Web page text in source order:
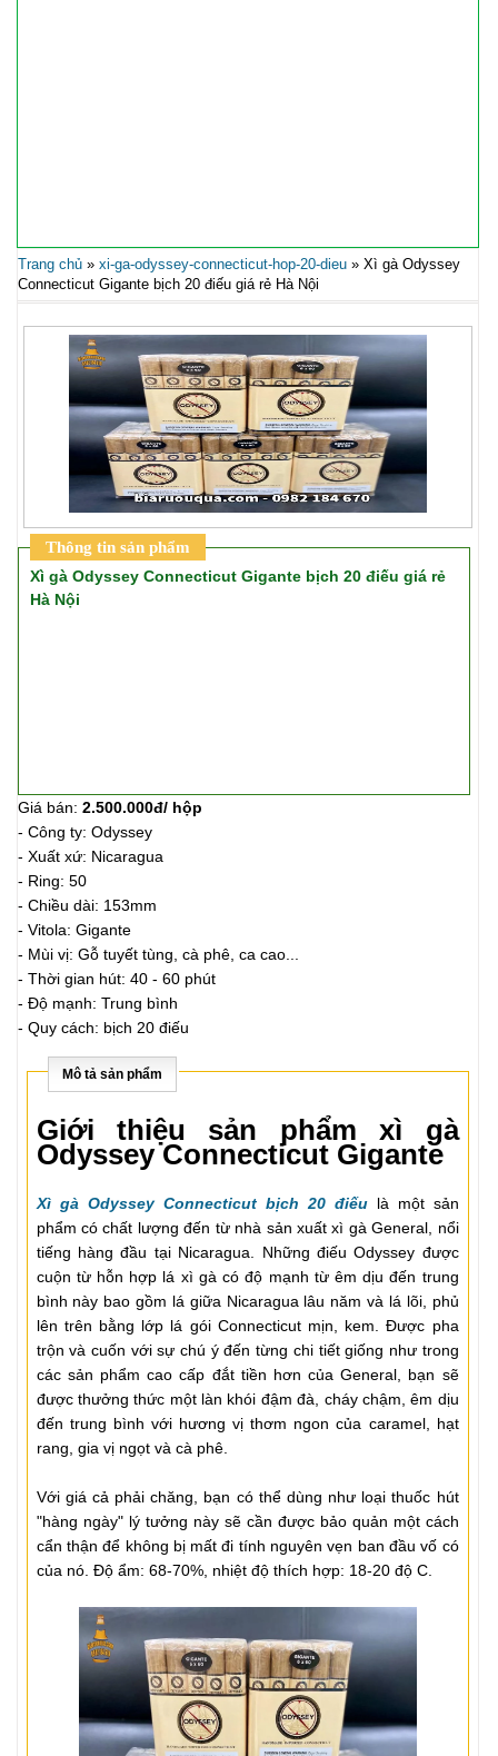
Trang chủ» xi-ga-odyssey-connecticut-hop-20-dieu» Xì gà Odyssey
Connecticut Gigante bịch 20 điếu giá rẻ Hà Nội
Thông tin sản phẩm
Xì gà Odyssey Connecticut Gigante bịch 20 điếu giá rẻ
Hà Nội
Giá bán: 2.500.000đ/ hộp
- Công ty: Odyssey
- Xuất xứ: Nicaragua
- Ring: 50
- Chiều dài: 153mm
- Vitola: Gigante
- Mùi vị: Gỗ tuyết tùng, cà phê, ca cao...
- Thời gian hút: 40 - 60 phút
- Độ mạnh: Trung bình
- Quy cách: bịch 20 điếu
Mô tả sản phẩm
Giới thiệu sản phẩm xì gà
Odyssey Connecticut Gigante
Xì gà Odyssey Connecticut bịch 20 điếulà một sản
phẩm có chất lượng đến từ nhà sản xuất xì gà General, nổi
tiếng hàng đầu tại Nicaragua. Những điếu Odyssey được
cuộn từ hỗn hợp lá xì gà có độ mạnh từ êm dịu đến trung
bình này bao gồm lá giữa Nicaragua lâu năm và lá lõi, phủ
lên trên bằng lớp lá gói Connecticut mịn, kem. Được pha
trộn và cuốn với sự chú ý đến từng chi tiết giống như trong
các sản phẩm cao cấp đắt tiền hơn của General, bạn sẽ
được thưởng thức một làn khói đậm đà, cháy chậm, êm dịu
đến trung bình với hương vị thơm ngon của caramel, hạt
rang, gia vị ngọt và cà phê.
Với giá cả phải chăng, bạn có thể dùng như loại thuốc hút
"hàng ngày" lý tưởng này sẽ cần được bảo quản một cách
cẩn thận để không bị mất đi tính nguyên vẹn ban đầu vố có
của nó. Độ ẩm: 68-70%, nhiệt độ thích hợp: 18-20 độ C.